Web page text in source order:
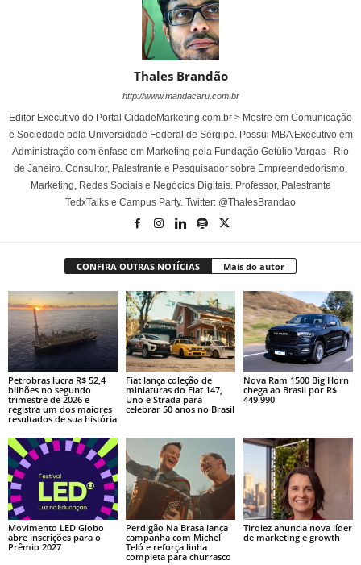
Thales Brandão
http://www.mandacaru.com.br
Editor Executivo do Portal CidadeMarketing.com.br > Mestre em Comunicação
e Sociedade pela Universidade Federal de Sergipe. Possui MBA Executivo em
Administração com ênfase em Marketing pela Fundação Getúlio Vargas - Rio
de Janeiro. Consultor, Palestrante e Pesquisador sobre Empreendedorismo,
Marketing, Redes Sociais e Negócios Digitais. Professor, Palestrante
TedxTalks e Campus Party. Twitter: @ThalesBrandao
CONFIRA OUTRAS NOTÍCIAS Mais do autor
Petrobras lucra R$ 52,4
bilhões no segundo
trimestre de 2026 e
registra um dos maiores
resultados de sua história
Fiat lança coleção de
miniaturas do Fiat 147,
Uno e Strada para
celebrar 50 anos no Brasil
Nova Ram 1500 Big Horn
chega ao Brasil por R$
449.990
Movimento LED Globo
abre inscrições para o
Prêmio 2027
Perdigão Na Brasa lança
campanha com Michel
Teló e reforça linha
completa para churrasco
Tirolez anuncia nova líder
de marketing e growth